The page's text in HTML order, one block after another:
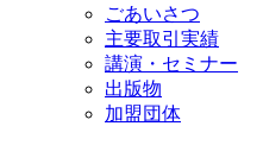
ごあいさつ
主要取引実績
講演・セミナー
出版物
加盟団体